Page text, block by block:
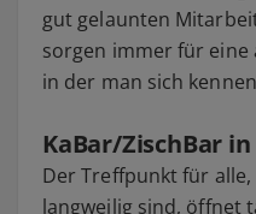
gut gelaunten
sorgen immer für eine
in der man sich
KaBar/ZischBar in
Der Treffpunkt für
langweilig sind, öffnet